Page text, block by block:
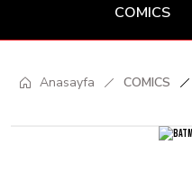
COMICS
Anasayfa COMICS